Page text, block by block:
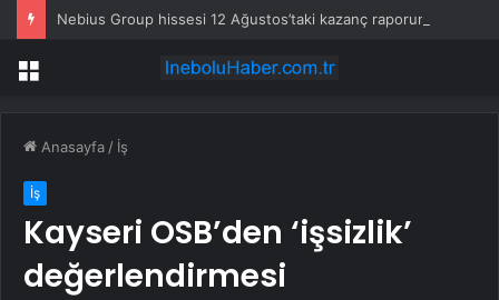
Menü
Anasayfa / İş
İş
Kayseri OSB’den ‘işsizlik’
değerlendirmesi